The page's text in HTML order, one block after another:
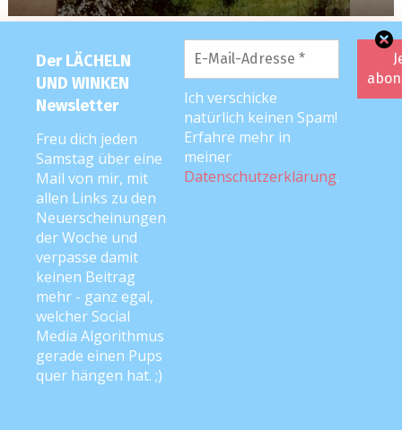
Der LÄCHELN
UND WINKEN
Newsletter
Freu dich jeden
Samstag über eine
Mail von mir, mit
allen Links zu den
Neuerscheinungen
der Woche und
verpasse damit
keinen Beitrag
mehr - ganz egal,
welcher Social
Media Algorithmus
gerade einen Pups
quer hängen hat. ;)
Ich verschicke
natürlich keinen Spam!
Erfahre mehr in
meiner
Datenschutzerklärung.
Beitragsnavigation
Gut gekontert! Oh, du fröhliche …
Adventszeit mit Kleinkind!
Schreibe einen Kommentar
Deine E-Mail-Adresse wird nicht veröffentlicht.
Erforderliche Felder sind mit
Kommentar*